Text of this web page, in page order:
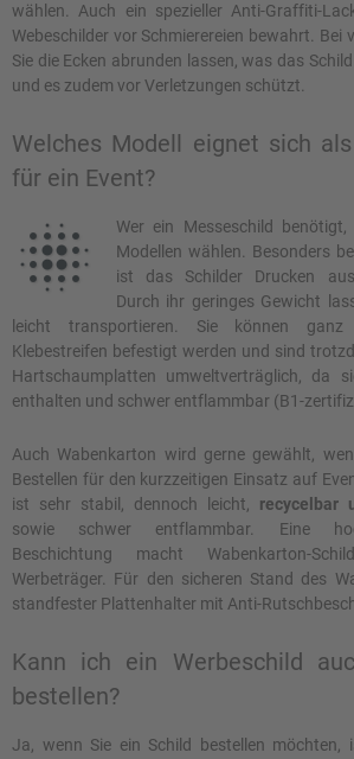
wählen. Auch ein spezieller Anti-Graffiti-Lack ist im Angebot, der
Webeschilder vor Schmierereien bewahrt. Bei vielen Modellen können
Sie die Ecken abrunden lassen, was das Schild eleganter wirken lässt
und es zudem vor Verletzungen schützt.
Welches Modell eignet sich
für ein Event?
Wer ein Messeschild
Modellen wählen. Besonders beliebt für diesen Zweck
ist das Schilder Drucken
Durch ihr geringes Gewicht lassen sich diese
leicht transportieren. Sie können ganz einfach mit einem
Klebestreifen befestigt werden und sind trotzdem stabil. Zudem sind
Hartschaumplatten umweltverträglich, da sie keine Weichmacher
enthalten und schwer entflammbar
Auch Wabenkarton wird gerne gewählt,
Bestellen für den kurzzeitigen Einsatz auf Events
ist sehr stabil, dennoch leicht,
sowie schwer entflammbar. Eine hochweiße,
Beschichtung macht Wabenkarton-Schilder
Werbeträger. Für den sicheren Stand des
standfester Plattenhalter mit Anti-
Kann ich ein Werbeschild
bestellen?
Ja, wenn Sie ein Schild bestellen möchten, ist